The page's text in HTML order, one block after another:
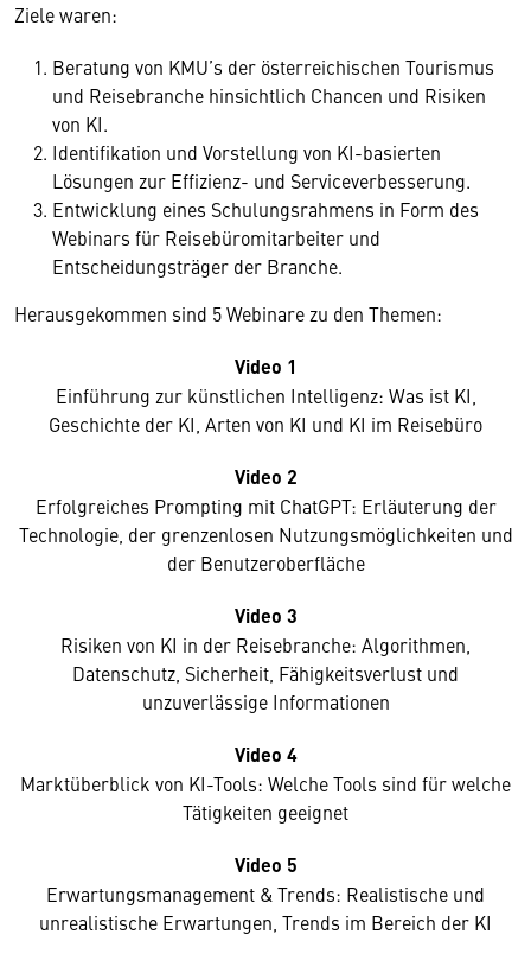
Ziele waren:
Beratung von KMU’s der österreichischen Tourismus
und Reisebranche hinsichtlich Chancen und Risiken
von KI.
Identifikation und Vorstellung von KI-basierten
Lösungen zur Effizienz- und Serviceverbesserung.
Entwicklung eines Schulungsrahmens in Form des
Webinars für Reisebüromitarbeiter und
Entscheidungsträger der Branche.
Herausgekommen sind 5 Webinare zu den Themen:
Video 1
Einführung zur künstlichen Intelligenz: Was ist KI,
Geschichte der KI, Arten von KI und KI im Reisebüro
Video 2
Erfolgreiches Prompting mit ChatGPT: Erläuterung der
Technologie, der grenzenlosen Nutzungsmöglichkeiten und
der Benutzeroberfläche
Video 3
Risiken von KI in der Reisebranche: Algorithmen,
Datenschutz, Sicherheit, Fähigkeitsverlust und
unzuverlässige Informationen
Video 4
Marktüberblick von KI-Tools: Welche Tools sind für welche
Tätigkeiten geeignet
Video 5
Erwartungsmanagement & Trends: Realistische und
unrealistische Erwartungen, Trends im Bereich der KI